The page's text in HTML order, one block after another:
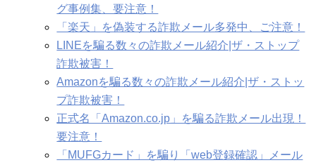
グ事例集、要注意！
「楽天」を偽装する詐欺メール多発中、ご注意！
LINEを騙る数々の詐欺メール紹介|ザ・ストップ
詐欺被害！
Amazonを騙る数々の詐欺メール紹介|ザ・ストッ
プ詐欺被害！
正式名「Amazon.co.jp」を騙る詐欺メール出現！
要注意！
「MUFGカード」を騙り「web登録確認」メール